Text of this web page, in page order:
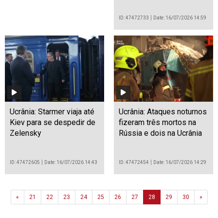
ID: 47472733 Date: 16/07/2026 14:59
Ucrânia: Starmer viaja até
Kiev para se despedir de
Zelensky
ID: 47472605 Date: 16/07/2026 14:43
Ucrânia: Ataques noturnos
fizeram três mortos na
Rússia e dois na Ucrânia
ID: 47472454 Date: 16/07/2026 14:29
«Previous
21 22 23 24 25 26 27 28 29 30 »Next